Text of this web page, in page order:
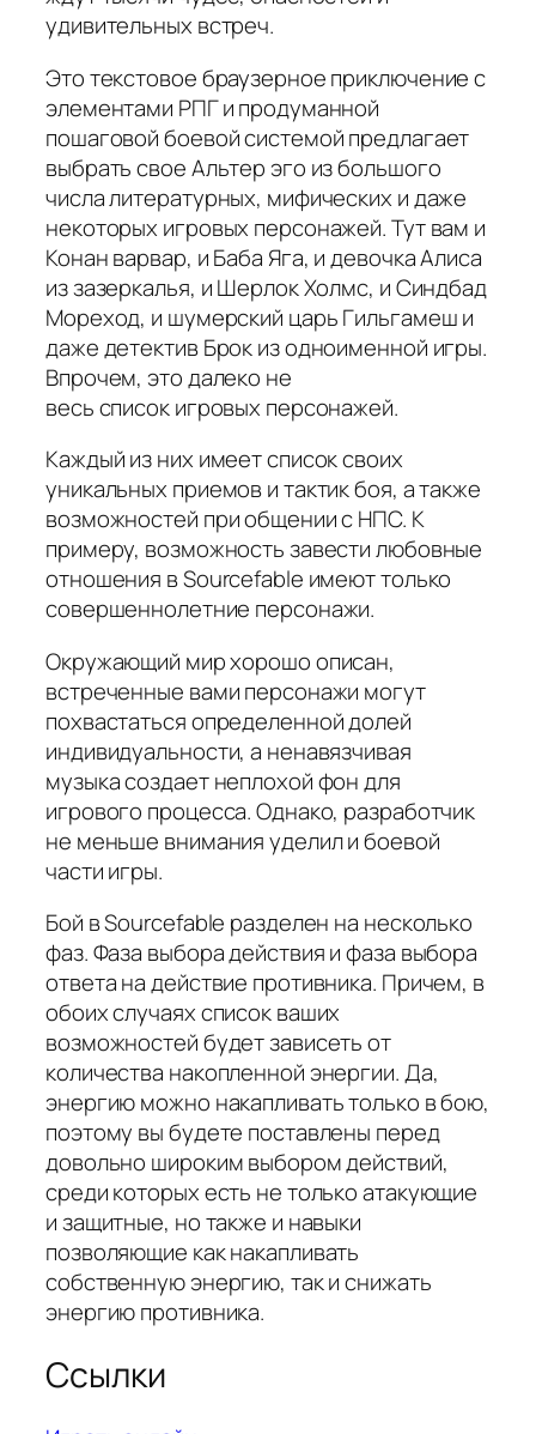
удивительных встреч.
Это текстовое браузерное приключение с
элементами РПГ и продуманной
пошаговой боевой системой предлагает
выбрать свое Альтер эго из большого
числа литературных, мифических и даже
некоторых игровых персонажей. Тут вам и
Конан варвар, и Баба Яга, и девочка Алиса
из зазеркалья, и Шерлок Холмс, и Синдбад
Мореход, и шумерский царь Гильгамеш и
даже детектив Брок из одноименной игры.
Впрочем, это далеко не
весь список игровых персонажей.
Каждый из них имеет список своих
уникальных приемов и тактик боя, а также
возможностей при общении с НПС. К
примеру, возможность завести любовные
отношения в Sourcefable имеют только
совершеннолетние персонажи.
Окружающий мир хорошо описан,
встреченные вами персонажи могут
похвастаться определенной долей
индивидуальности, а ненавязчивая
музыка создает неплохой фон для
игрового процесса. Однако, разработчик
не меньше внимания уделил и боевой
части игры.
Бой в Sourcefable разделен на несколько
фаз. Фаза выбора действия и фаза выбора
ответа на действие противника. Причем, в
обоих случаях список ваших
возможностей будет зависеть от
количества накопленной энергии. Да,
энергию можно накапливать только в бою,
поэтому вы будете поставлены перед
довольно широким выбором действий,
среди которых есть не только атакующие
и защитные, но также и навыки
позволяющие как накапливать
собственную энергию, так и снижать
энергию противника.
Ссылки